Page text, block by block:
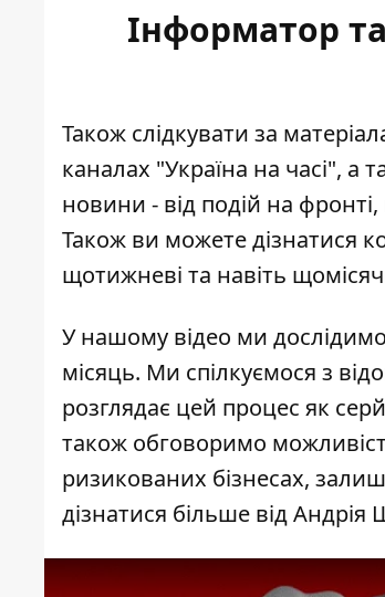
Інформатор
Також слідкувати за
каналах "Україна на часі", а
новини - від подій на фронті,
Також ви можете дізнатися
щотижневі та навіть
У нашому відео ми
місяць. Ми спілкуємося з
розглядає цей процес як
також обговоримо
ризикованих бізнесах,
дізнатися більше від